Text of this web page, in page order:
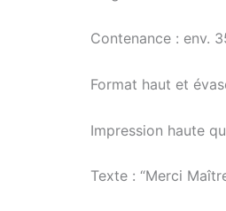
Contenance : env.
Format haut et
Impression haute
Texte : “Merci